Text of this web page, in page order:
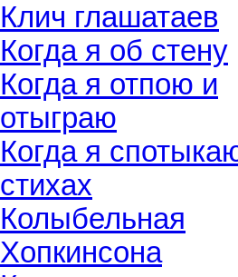
Клич глашатаев
Когда я об стену
Когда я отпою и
отыграю
Когда я
стихах
Колыбельная
Хопкинсона